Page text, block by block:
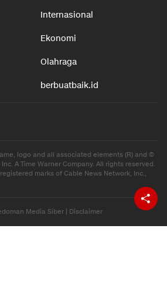
Internasional
Ekonomi
Olahraga
berbuatbaik.id
logo and all associated elements (R) and ©
A Time Warner Company. All rights reserved.
marks of Cable News Network, Inc.,
Media Siber Disclaimer